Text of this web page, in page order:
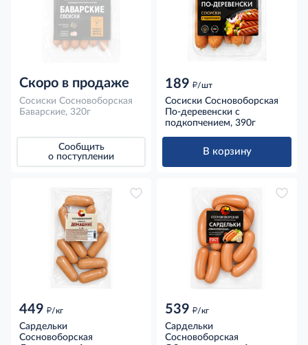
Скоро в продаже
Сосиски Сосновоборская
Баварские, 320г
Сообщить
о поступлении
189 д/шт
Сосиски Сосновоборская
По-деревенски с
подкопчением, 390г
В корзину
449 д/кг
Сардельки
Сосновоборская
539 д/кг
Сардельки
Сосновоборская